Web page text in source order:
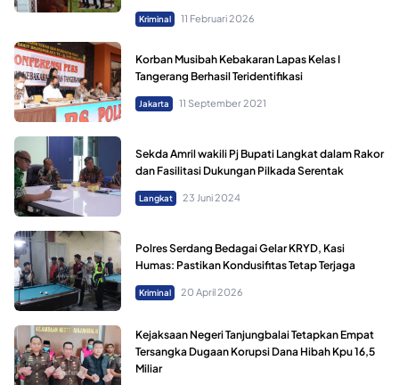
Kriminal 11 Februari 2026
Korban Musibah Kebakaran Lapas Kelas I
Tangerang Berhasil Teridentifikasi
Jakarta 11 September 2021
Sekda Amril wakili Pj Bupati Langkat dalam Rakor
dan Fasilitasi Dukungan Pilkada Serentak
Langkat 23 Juni 2024
Polres Serdang Bedagai Gelar KRYD, Kasi
Humas: Pastikan Kondusifitas Tetap Terjaga
Kriminal 20 April 2026
Kejaksaan Negeri Tanjungbalai Tetapkan Empat
Tersangka Dugaan Korupsi Dana Hibah Kpu 16,5
Miliar